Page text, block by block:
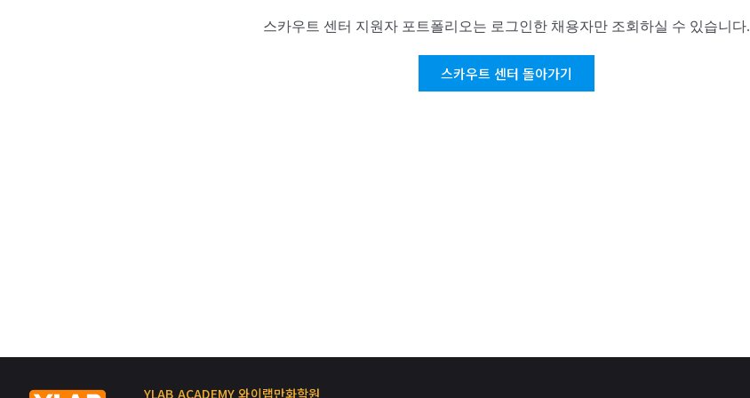
스카우트 센터 지원자 포트폴리오는 로그인한 채용자만 조회하실 수 있습니다.
스카우트 센터 돌아가기
YLAB ACADEMY 와이랩만화학원